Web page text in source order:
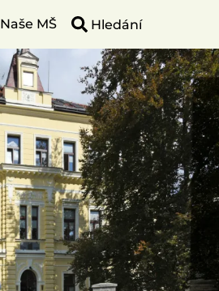
Naše MŠ